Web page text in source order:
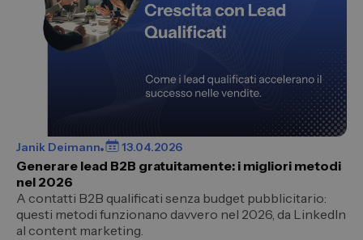
Janik Deimann 13.04.2026
Generare lead B2B gratuitamente: i migliori metodi
nel 2026
A contatti B2B qualificati senza budget pubblicitario:
questi metodi funzionano davvero nel 2026, da LinkedIn
al content marketing.